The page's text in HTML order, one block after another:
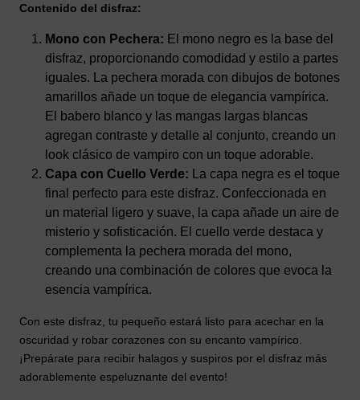
Contenido del disfraz:
Mono con Pechera: El mono negro es la base del
disfraz, proporcionando comodidad y estilo a partes
iguales. La pechera morada con dibujos de botones
amarillos añade un toque de elegancia vampírica.
El babero blanco y las mangas largas blancas
agregan contraste y detalle al conjunto, creando un
look clásico de vampiro con un toque adorable.
Capa con Cuello Verde: La capa negra es el toque
final perfecto para este disfraz. Confeccionada en
un material ligero y suave, la capa añade un aire de
misterio y sofisticación. El cuello verde destaca y
complementa la pechera morada del mono,
creando una combinación de colores que evoca la
esencia vampírica.
Con este disfraz, tu pequeño estará listo para acechar en la
oscuridad y robar corazones con su encanto vampírico.
¡Prepárate para recibir halagos y suspiros por el disfraz más
adorablemente espeluznante del evento!